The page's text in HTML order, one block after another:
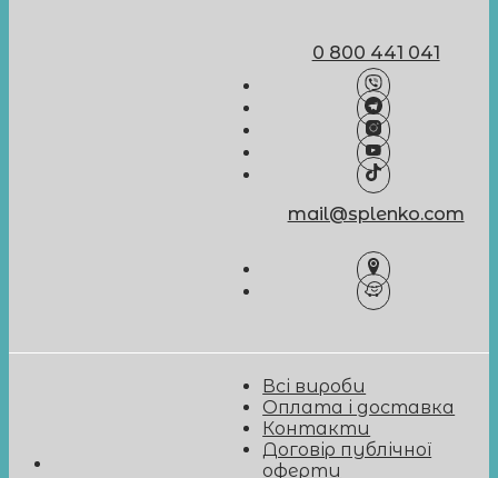
0 800 441 041
mail@splenko.com
Всі вироби
Оплата і доставка
Контакти
Договір публічної
оферти